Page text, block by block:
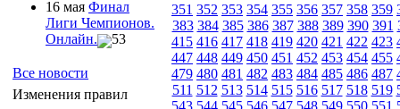
16 мая Финал
Лиги Чемпионов.
Онлайн.
53
Все новости
Изменения правил
351 352 353 354 355 356 357 358 359
383 384 385 386 387 388 389 390 391
415 416 417 418 419 420 421 422 423
447 448 449 450 451 452 453 454 455
479 480 481 482 483 484 485 486 487
511 512 513 514 515 516 517 518 519
543 544 545 546 547 548 549 550 551